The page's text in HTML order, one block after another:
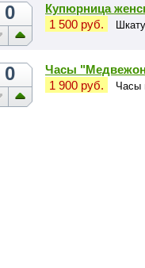
0
Купюрница
1 500 руб.
0
Часы
1 900 руб.
Часы